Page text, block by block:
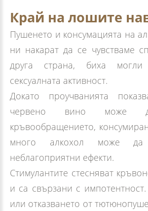
Край на лошите
Пушенето и консумацията на
ни накарат да се чувстваме
друга страна, биха могли
сексуалната активност.
Докато проучванията
червено вино може
кръвообращението,
много алкохол може
неблагоприятни ефекти.
Стимулантите стесняват
и са свързани с
или отказването от